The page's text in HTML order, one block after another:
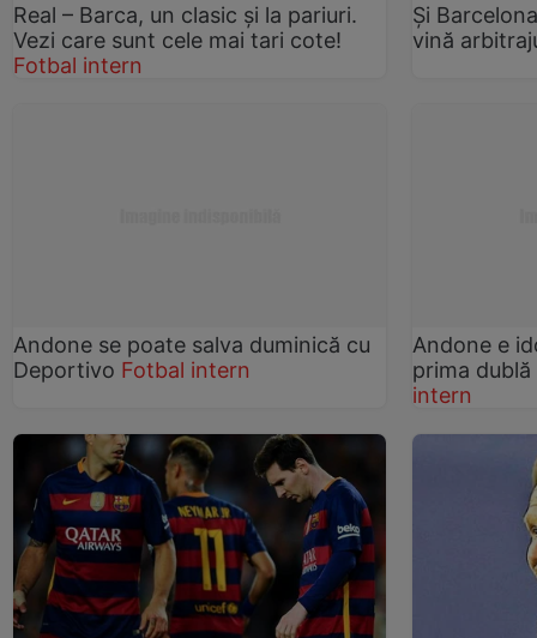
Real – Barca, un clasic şi la pariuri.
Vezi care sunt cele mai tari cote!
Fotbal intern
Şi
vină
Andone se poate salva duminică cu
Deportivo Fotbal intern
Andone e
prima
intern